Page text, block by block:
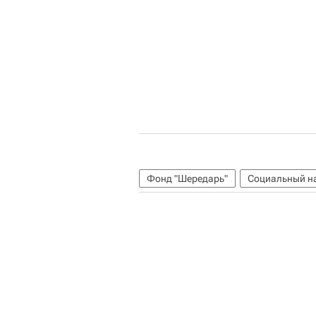
Фонд "Шередарь" Социальный